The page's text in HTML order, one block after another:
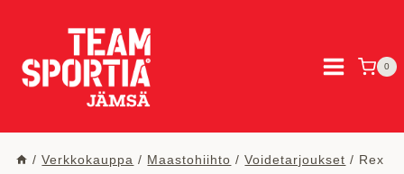
0
/ Verkkokauppa / Maastohiihto / Voidetarjoukset / Rex